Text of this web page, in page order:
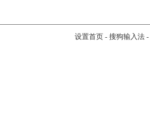
设置首页- 搜狗输入法-